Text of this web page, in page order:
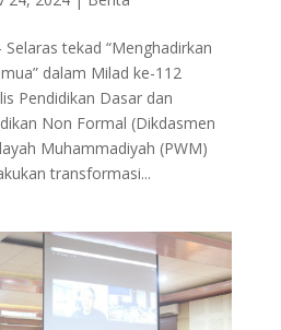
tekad “Menghadirkan
dalam Milad ke-112
Pendidikan Dasar dan
Non Formal (Dikdasmen
Muhammadiyah (PWM)
transformasi...